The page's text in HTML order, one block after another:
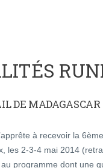
DE
à recevoir la
les 2-3-4 mai 2014
programme dont une